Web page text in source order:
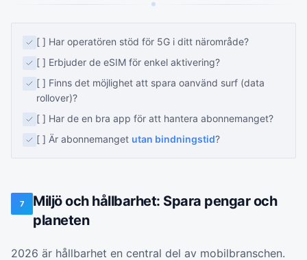
[ ] Har operatören stöd för 5G i ditt närområde?
[ ] Erbjuder de eSIM för enkel aktivering?
[ ] Finns det möjlighet att spara oanvänd surf (data
rollover)?
[ ] Har de en bra app för att hantera abonnemanget?
[ ] Är abonnemanget utan bindningstid?
7
Miljö och hållbarhet: Spara pengar och
planeten
2026 är hållbarhet en central del av mobilbranschen.